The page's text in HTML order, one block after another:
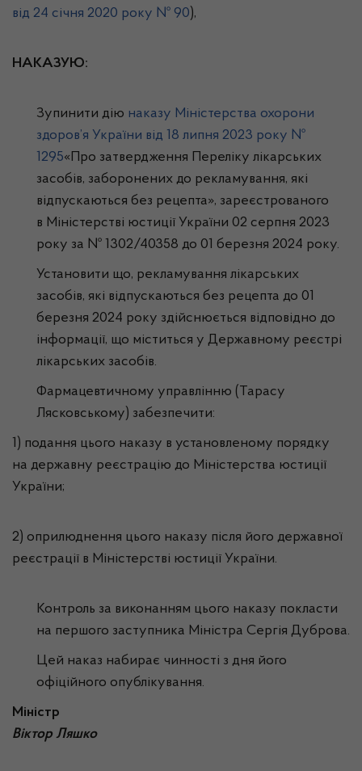
від 24 січня 2020 року № 90),
НАКАЗУЮ:
Зупинити дію наказу Міністерства охорони
здоров’я України від 18 липня 2023 року №
1295«Про затвердження Переліку лікарських
засобів, заборонених до рекламування, які
відпускаються без рецепта», зареєстрованого
в Міністерстві юстиції України 02 серпня 2023
року за № 1302/40358 до 01 березня 2024 року.
Установити що, рекламування лікарських
засобів, які відпускаються без рецепта до 01
березня 2024 року здійснюється відповідно до
інформації, що міститься у Державному реєстрі
лікарських засобів.
Фармацевтичному управлінню (Тарасу
Лясковському) забезпечити:
1) подання цього наказу в установленому порядку
на державну реєстрацію до Міністерства юстиції
України;
2) оприлюднення цього наказу після його державної
реєстрації в Міністерстві юстиції України.
Контроль за виконанням цього наказу покласти
на першого заступника Міністра Сергія Дуброва.
Цей наказ набирає чинності з дня його
офіційного опублікування.
Віктор Ляшко